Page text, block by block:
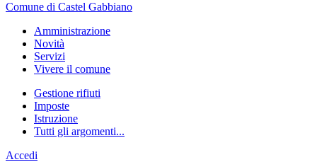
Comune di Castel Gabbiano
Amministrazione
Novità
Servizi
Vivere il comune
Gestione rifiuti
Imposte
Istruzione
Tutti gli argomenti...
Accedi